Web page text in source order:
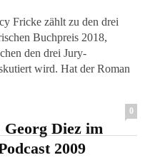
Fricke zählt zu den drei
Buchpreis 2018,
den drei Jury-
wird. Hat der Roman
0
Diez im
2009